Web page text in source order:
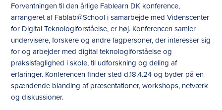
Forventningen til den årlige Fablearn DK konference,
arrangeret af Fablab@School i samarbejde med Videnscenter
for Digital Teknologiforståelse, er høj. Konferencen samler
undervisere, forskere og andre fagpersoner, der interesser sig
for og arbejder med digital teknologiforståelse og
praksisfaglighed i skole, til udforskning og deling af
erfaringer. Konferencen finder sted d.18.4.24 og byder på en
spændende blanding af præsentationer, workshops, netværk
og diskussioner.